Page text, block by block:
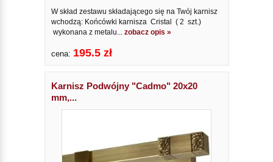
W skład zestawu składającego się na Twój karnisz
wchodzą: Końcówki karnisza Cristal ( 2 szt.)
wykonana z metalu... zobacz opis »
cena: 195.5 zł
Karnisz Podwójny "Cadmo" 20x20
mm,...